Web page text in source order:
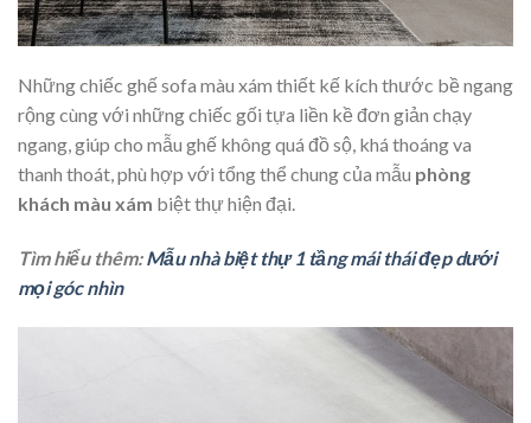
Những chiếc ghế sofa màu xám thiết kế kích thước bề ngang
rộng cùng với những chiếc gối tựa liền kề đơn giản chạy
ngang, giúp cho mẫu ghế không quá đồ sộ, khá thoáng va
thanh thoát, phù hợp với tổng thể chung của mẫu phòng
khách màu xám biệt thự hiện đại.
Tìm hiểu thêm:Mẫu nhà biệt thự 1 tầng mái thái đẹp dưới
mọi góc nhìn